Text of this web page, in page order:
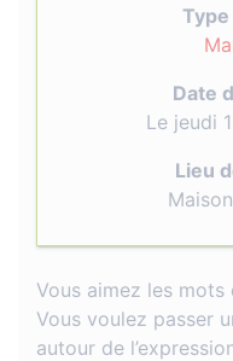
Date
Le jeudi
Lieu
Vous aimez les mots
Vous voulez passer
autour de